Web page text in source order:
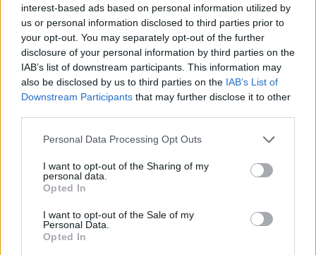
interest-based ads based on personal information utilized by
us or personal information disclosed to third parties prior to
your opt-out. You may separately opt-out of the further
disclosure of your personal information by third parties on the
IAB’s list of downstream participants. This information may
also be disclosed by us to third parties on the IAB’s List of
Downstream Participants that may further disclose it to other
Please note that this website/app uses one or more Google
not limited to your visit or usage behaviour. You may click to
grant or deny consent to Google and its third-party tags to
use your data for below specified purposes in below Google
consent section.
Personal Data Processing Opt Outs
I want to opt-out of the Sharing of my
personal data.
Opted In
I want to opt-out of the Sale of my
Personal Data.
Opted In
daGoogle News
Condividi l'articolo
F
a
ce
b
o
o
k
T
w
it
te
r
Pi
n
te
re
st
W
h
at
s
p
S
h
a
re
Articolo precedente
Prossimo articolo
NOTIZIE RECENTI